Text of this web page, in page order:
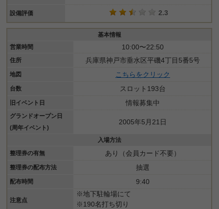
設備評価 2.3
基本情報
営業時間
10:00〜22:50
住所 兵庫県神戸市垂水区平磯4丁目5番5号
地図 こちらをクリック
台数 スロット193台
旧イベント日 情報募集中
グランドオープン日
(周年イベント)
2005年5月21日
入場方法
整理券の有無
あり（会員カード不要）
整理券の配布方法 抽選
配布時間 9:40
注意点
※地下駐輪場にて
※190名打ち切り